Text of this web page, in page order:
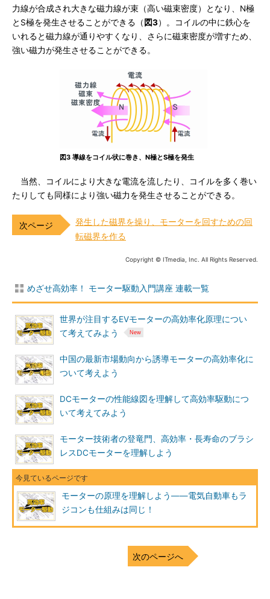
力線が合成され大きな磁力線が束（高い磁束密度）となり、N極
とS極を発生させることができる（ 図3）。コイルの中に鉄心を
いれると磁力線が通りやすくなり、さらに磁束密度が増すため、
強い磁力が発生させることができる。
図3 導線をコイル状に巻き、N極とS極を発生
当然、コイルにより大きな電流を流したり、コイルを多く巻い
たりしても同様により強い磁力を発生させることができる。
発生した磁界を操り、モーターを回すための回
転磁界を作る
Copyright © ITmedia, Inc. All Rights Reserved.
めざせ高効率！ モーター駆動入門講座 連載一覧
世界が注目するEVモーターの高効率化原理につい
て考えてみよう
中国の最新市場動向から誘導モーターの高効率化に
ついて考えよう
DCモーターの性能線図を理解して高効率駆動につ
いて考えてみよう
モーター技術者の登竜門、高効率・長寿命のブラシ
レスDCモーターを理解しよう
モーターの原理を理解しよう――電気自動車もラ
ジコンも仕組みは同じ！
次のページへ